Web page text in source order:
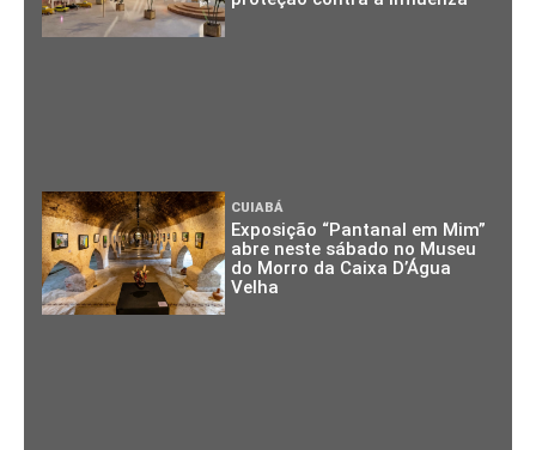
CUIABÁ
Exposição “Pantanal em Mim”
abre neste sábado no Museu
do Morro da Caixa D’Água
Velha